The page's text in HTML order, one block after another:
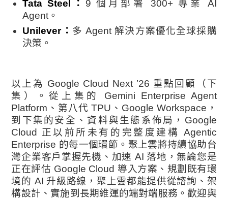
Tata Steel： 9 個月部署 300+ 專業 AI
Agent。
Unilever： 多 Agent 解決方案優化全球採購
決策。
以上為 Google Cloud Next ’26 重點回顧（下
集）。從上集的 Gemini Enterprise Agent
Platform、第八代 TPU、Google Workspace，
到下集的安全、資料與生態系佈局，Google
Cloud 正以前所未有的完整度建構 Agentic
Enterprise 的每一個環節。聚上雲將持續協助台
灣企業客戶掌握先機、加速 AI 落地， 無論您是
正在評估 Google Cloud 導入方案、規劃既有環
境的 AI 升級路線，聚上雲都能提供從諮詢、架
構設計、實施到長期維運的端對端服務。歡迎與